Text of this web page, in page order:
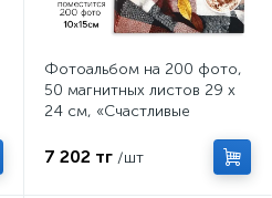
Фотоальбом на 200 фото,
50 магнитных листов 29 х
24 см, «Счастливые
7 202 тг /шт